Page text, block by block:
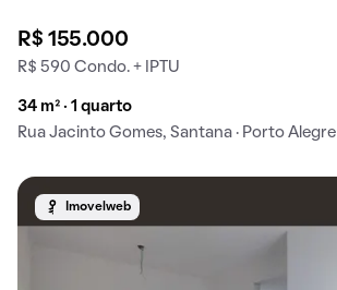
R$ 155.000
R$ 590 Condo. + IPTU
34 m² · 1 quarto
Rua Jacinto Gomes, Santana · Porto Alegre
Imovelweb